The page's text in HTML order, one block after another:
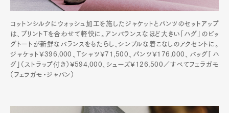
コットンシルクにウォッシュ加工を施したジャケットとパンツのセットアップ
は、プリントTを合わせて軽快に。アンバランスなほど大きい「ハグ」のビッ
グトートが新鮮なバランスをもたらし、シンプルな着こなしのアクセントに。
ジャケット¥396,000、Tシャツ¥71,500、パンツ¥176,000、バッグ「ハ
グ」（ストラップ付き）¥594,000、シューズ¥126,500／すべてフェラガモ
（フェラガモ・ジャパン）